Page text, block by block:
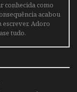
conhecida como
acabou
Adoro
tudo.